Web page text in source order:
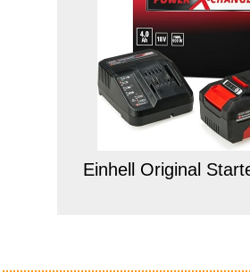
Einhell Original